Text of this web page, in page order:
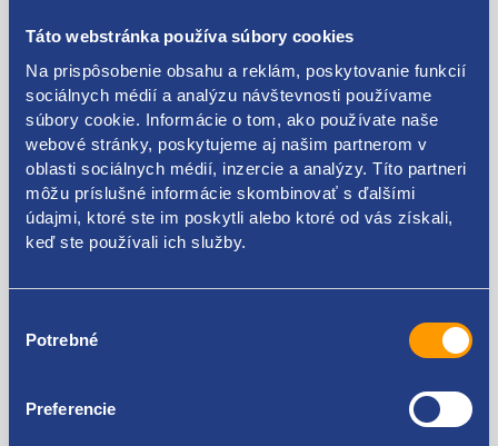
Táto webstránka používa súbory cookies
Na prispôsobenie obsahu a reklám, poskytovanie funkcií
sociálnych médií a analýzu návštevnosti používame
súbory cookie. Informácie o tom, ako používate naše
webové stránky, poskytujeme aj našim partnerom v
oblasti sociálnych médií, inzercie a analýzy. Títo partneri
môžu príslušné informácie skombinovať s ďalšími
údajmi, ktoré ste im poskytli alebo ktoré od vás získali,
keď ste používali ich služby.
súhlasu
Potrebné
Preferencie
Výrobca: BARUM
skladom 2 ks
30.93 EUR
25.15 EUR bez DPH
Výrobca: BARUM
skladom 2 ks
35.36 EUR
28.75 EUR bez DPH